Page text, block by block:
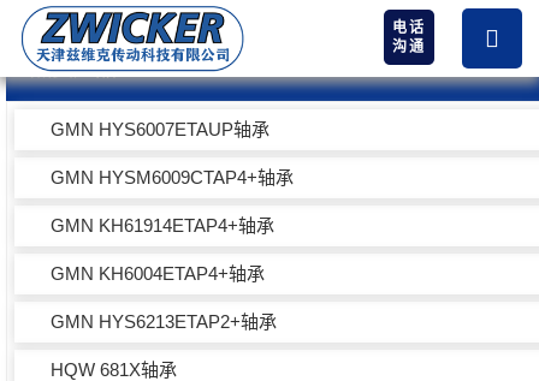
电话
沟通
热卖产品
GMN HYS6007ETAUP轴承
GMN HYSM6009CTAP4+轴承
GMN KH61914ETAP4+轴承
GMN KH6004ETAP4+轴承
GMN HYS6213ETAP2+轴承
HQW 681X轴承